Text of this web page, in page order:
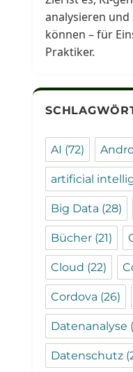
analysieren und
können – für
Praktiker.
AI (72)
artificial
Big Data (28)
Bücher (21)
Cloud (22)
Cordova (26)
Datenanalyse
Datenschutz